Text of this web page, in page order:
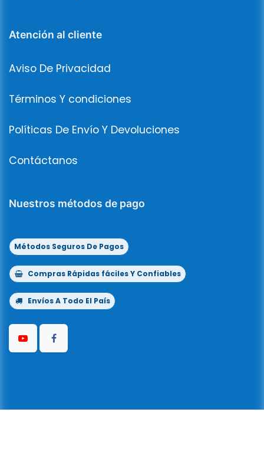
Atención al cliente
Aviso De Privacidad
Términos Y condiciones
Políticas De Envío Y Devoluciones
Contáctanos
Nuestros métodos de pago
Métodos Seguros De Pagos
Compras Rápidas fáciles Y Confiables
Envíos A Todo El País